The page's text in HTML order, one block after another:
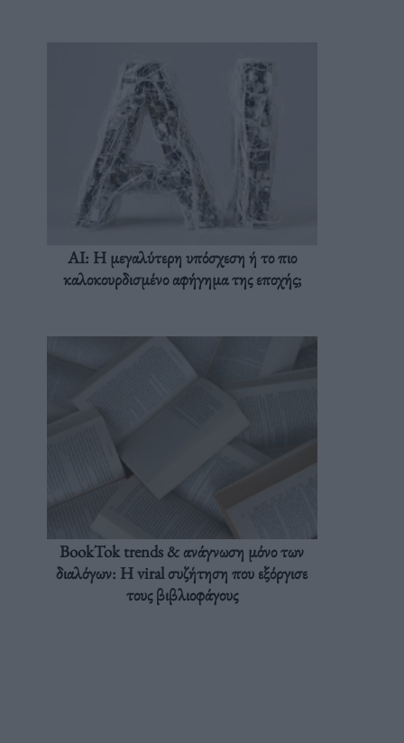
AI: Η μεγαλύτερη υπόσχεση ή το πιο
καλοκουρδισμένο αφήγημα της εποχής;
BookTok trends & ανάγνωση μόνο των
διαλόγων: Η viral συζήτηση που εξόργισε
τους βιβλιοφάγους